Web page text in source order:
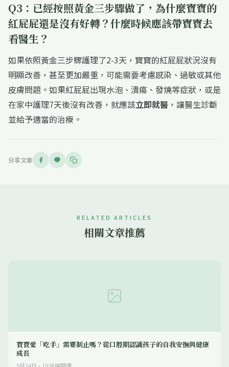
Q3：已經按照黃金三步驟做了，為什麼寶寶的
紅屁屁還是沒有好轉？什麼時候應該帶寶寶去
看醫生？
如果依照黃金三步驟護理了2-3天，寶寶的紅屁屁狀況沒有
明顯改善，甚至更加嚴重，可能需要考慮感染、過敏或其他
皮膚問題。如果紅屁屁出現水泡、潰瘍、發燒等症狀，或是
在家中護理7天後沒有改善，就應該立即就醫 ，讓醫生診斷
並給予適當的治療。
分享文章
RELATED ARTICLES
相關文章推薦
寶寶愛「吃手」需要制止嗎？從口腔期認識孩子的自我安撫與健康
成長